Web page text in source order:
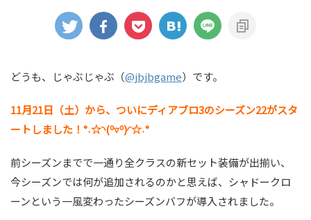
どうも、じゃぶじゃぶ（@jbjbgame）です。
11月21日（土）から、ついにディアブロ3のシーズン22がスタ
ートしました！°˖☆◝(⁰▿⁰)◜☆˖°
前シーズンまでで一通り全クラスの新セット装備が出揃い、
今シーズンでは何が追加されるのかと思えば、シャドークロ
ーンという一風変わったシーズンバフが導入されました。